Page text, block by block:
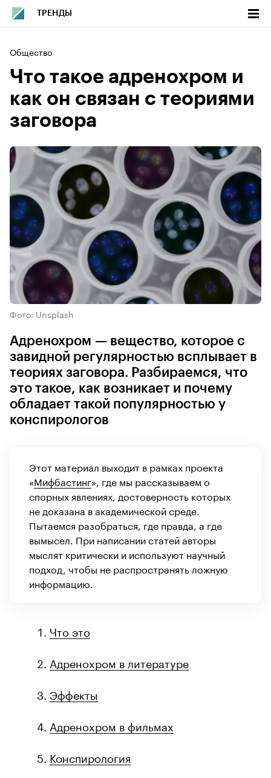
ТРЕНДЫ
Общество
Что такое адренохром и
как он связан с теориями
заговора
Фото: Unsplash
Адренохром — вещество, которое с
завидной регулярностью всплывает в
теориях заговора. Разбираемся, что
это такое, как возникает и почему
обладает такой популярностью у
конспирологов
Этот материал выходит в рамках проекта
«Мифбастинг», где мы рассказываем о
спорных явлениях, достоверность которых
не доказана в академической среде.
Пытаемся разобраться, где правда, а где
вымысел. При написании статей авторы
мыслят критически и используют научный
подход, чтобы не распространять ложную
информацию.
Что это
Адренохром в литературе
Эффекты
Адренохром в фильмах
Конспирология